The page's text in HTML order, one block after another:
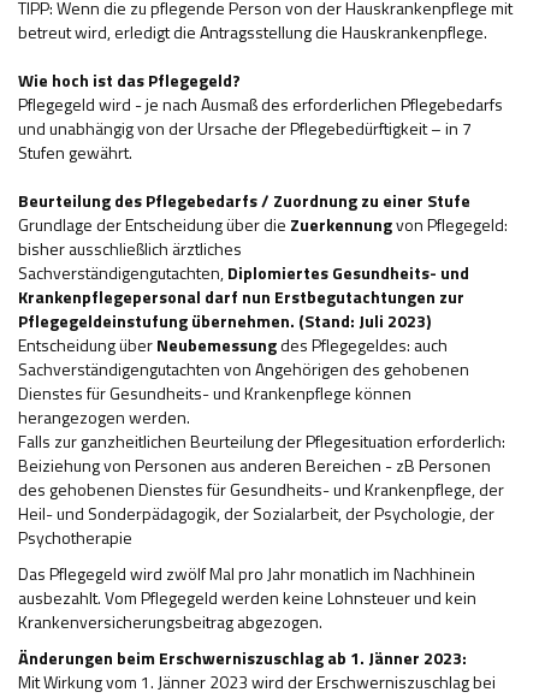
TIPP: Wenn die zu pflegende Person von der Hauskrankenpflege mit
betreut wird, erledigt die Antragsstellung die Hauskrankenpflege.
Wie hoch ist das Pflegegeld?
Pflegegeld wird - je nach Ausmaß des erforderlichen Pflegebedarfs
und unabhängig von der Ursache der Pflegebedürftigkeit – in 7
Stufen gewährt.
Beurteilung des Pflegebedarfs / Zuordnung zu einer Stufe
Grundlage der Entscheidung über die Zuerkennungvon Pflegegeld:
bisher ausschließlich ärztliches
Sachverständigengutachten,Diplomiertes Gesundheits- und
Krankenpflegepersonal darf nun Erstbegutachtungen zur
Pflegegeldeinstufung übernehmen. (Stand: Juli 2023)
Entscheidung überNeubemessungdes Pflegegeldes: auch
Sachverständigengutachten von Angehörigen des gehobenen
Dienstes für Gesundheits- und Krankenpflege können
herangezogen werden.
Falls zur ganzheitlichen Beurteilung der Pflegesituation erforderlich:
Beiziehung von Personen aus anderen Bereichen - zB Personen
des gehobenen Dienstes für Gesundheits- und Krankenpflege, der
Heil- und Sonderpädagogik, der Sozialarbeit, der Psychologie, der
Psychotherapie
Das Pflegegeld wird zwölf Mal pro Jahr monatlich im Nachhinein
ausbezahlt. Vom Pflegegeld werden keine Lohnsteuer und kein
Krankenversicherungsbeitrag abgezogen.
Änderungen beim Erschwerniszuschlag ab 1. Jänner 2023:
Mit Wirkung vom 1. Jänner 2023 wird der Erschwerniszuschlag bei